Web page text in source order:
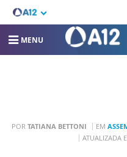
MENU
POR TATIANA BETTONI EM
ATUALIZADA